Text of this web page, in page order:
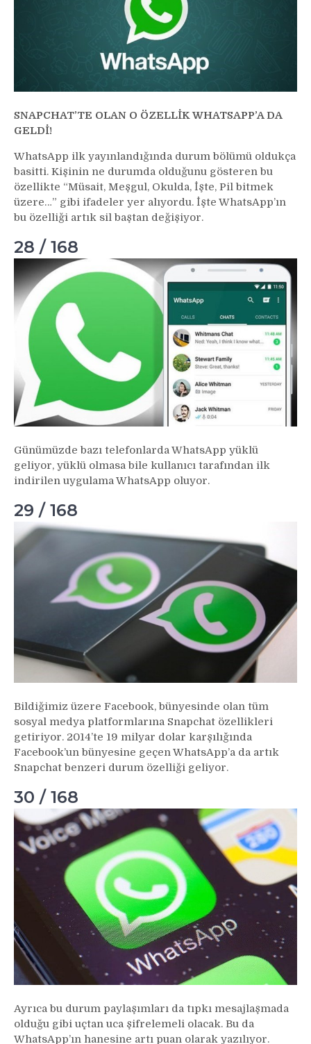
SNAPCHAT’TE OLAN O ÖZELLİK WHATSAPP’A DA
GELDİ!
WhatsApp ilk yayınlandığında durum bölümü oldukça
basitti. Kişinin ne durumda olduğunu gösteren bu
özellikte “Müsait, Meşgul, Okulda, İşte, Pil bitmek
üzere…” gibi ifadeler yer alıyordu. İşte WhatsApp’ın
bu özelliği artık sil baştan değişiyor.
28 / 168
Günümüzde bazı telefonlarda WhatsApp yüklü
geliyor, yüklü olmasa bile kullanıcı tarafından ilk
indirilen uygulama WhatsApp oluyor.
29 / 168
Bildiğimiz üzere Facebook, bünyesinde olan tüm
sosyal medya platformlarına Snapchat özellikleri
getiriyor. 2014’te 19 milyar dolar karşılığında
Facebook’un bünyesine geçen WhatsApp’a da artık
Snapchat benzeri durum özelliği geliyor.
30 / 168
Ayrıca bu durum paylaşımları da tıpkı mesajlaşmada
olduğu gibi uçtan uca şifrelemeli olacak. Bu da
WhatsApp’ın hanesine artı puan olarak yazılıyor.